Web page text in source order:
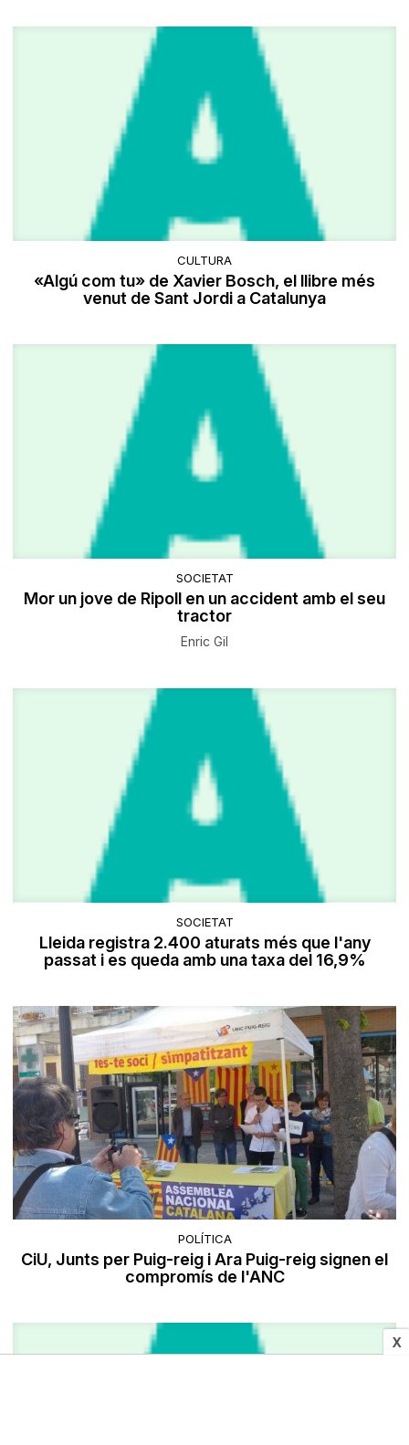
X
CULTURA
«Algú com tu» de Xavier Bosch, el llibre més
venut de Sant Jordi a Catalunya
SOCIETAT
Mor un jove de Ripoll en un accident amb el seu
tractor
Enric Gil
SOCIETAT
Lleida registra 2.400 aturats més que l'any
passat i es queda amb una taxa del 16,9%
POLÍTICA
CiU, Junts per Puig-reig i Ara Puig-reig signen el
compromís de l'ANC